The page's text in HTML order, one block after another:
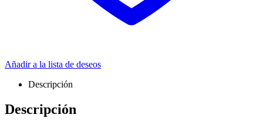
Añadir a la lista de deseos
Descripción
Descripción